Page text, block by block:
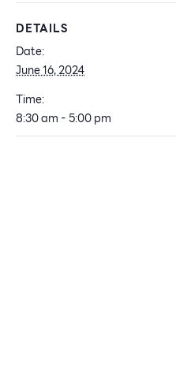
DETAILS
Date:
June 16, 2024
Time:
8:30 am - 5:00 pm